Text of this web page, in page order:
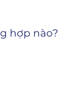
hợp nào?